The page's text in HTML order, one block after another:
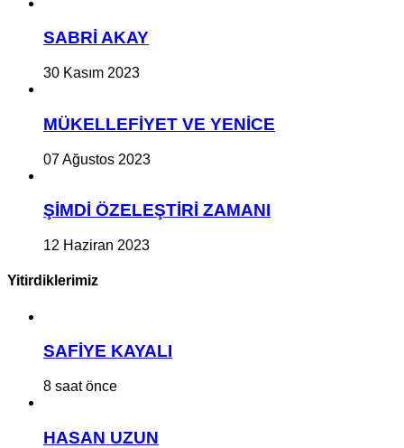
SABRİ AKAY
30 Kasım 2023
MÜKELLEFİYET VE YENİCE
07 Ağustos 2023
ŞİMDİ ÖZELEŞTİRİ ZAMANI
12 Haziran 2023
Yitirdiklerimiz
SAFİYE KAYALI
8 saat önce
HASAN UZUN